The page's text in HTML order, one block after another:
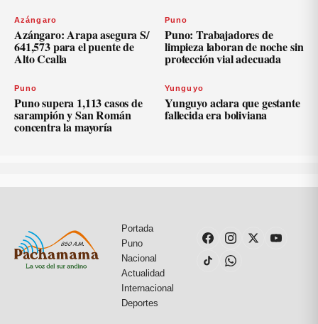
Azángaro
Azángaro: Arapa asegura S/
641,573 para el puente de
Alto Ccalla
Puno
Puno: Trabajadores de
limpieza laboran de noche sin
protección vial adecuada
Puno
Puno supera 1,113 casos de
sarampión y San Román
concentra la mayoría
Yunguyo
Yunguyo aclara que gestante
fallecida era boliviana
Portada
Puno
Nacional
Actualidad
Internacional
Deportes